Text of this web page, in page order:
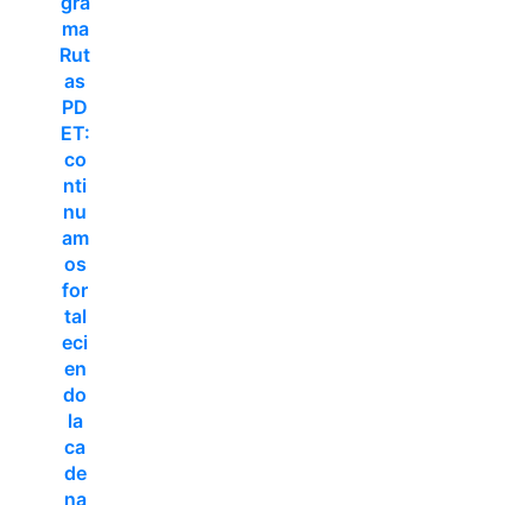
ma
Rut
as
PD
ET:
co
nti
nu
am
os
for
tal
eci
en
do
la
ca
de
na